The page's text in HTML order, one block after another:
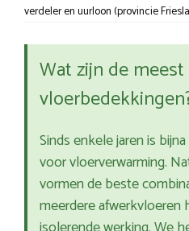
verdeler en uurloon (provincie
Wat zijn de
Sinds enkele jaren is
voor vloerverwarming.
vormen de beste
meerdere